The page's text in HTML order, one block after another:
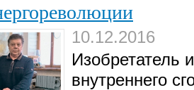
10.12.2016
Изобретатель
внутреннего